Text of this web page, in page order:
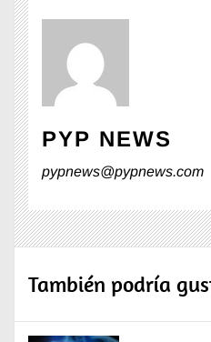
PYP NEWS
pypnews@pypnews.com
También podría